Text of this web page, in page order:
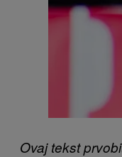
Ovaj tekst